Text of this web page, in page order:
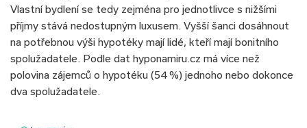
Vlastní bydlení se tedy zejména pro jednotlivce s nižšími
příjmy stává nedostupným luxusem. Vyšší šanci dosáhnout
na potřebnou výši hypotéky mají lidé, kteří mají bonitního
spolužadatele. Podle dat hyponamiru.cz má více než
polovina zájemců o hypotéku (54 %) jednoho nebo dokonce
dva spolužadatele.